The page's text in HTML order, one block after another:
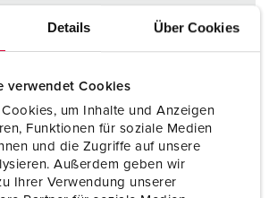
Details Über Cookies
verwendet Cookies
um Inhalte und Anzeigen
Funktionen für soziale Medien
und die Zugriffe auf unsere
Außerdem geben wir
Ihrer Verwendung unserer
5 p
400 V
zonder schroeven,
TwinCONTACT